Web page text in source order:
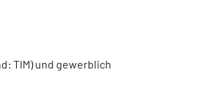
TIM) und gewerblich